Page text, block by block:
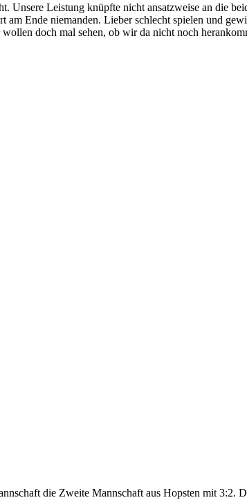
Unsere Leistung knüpfte nicht ansatzweise an die
am Ende niemanden. Lieber schlecht spielen und
doch mal sehen, ob wir da nicht noch
die Zweite Mannschaft aus Hopsten mit